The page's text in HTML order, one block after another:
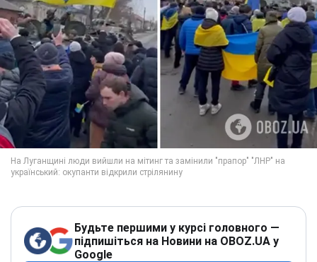
Будьте першими у курсі головного —
підпишіться на Новини на OBOZ.UA у
Google